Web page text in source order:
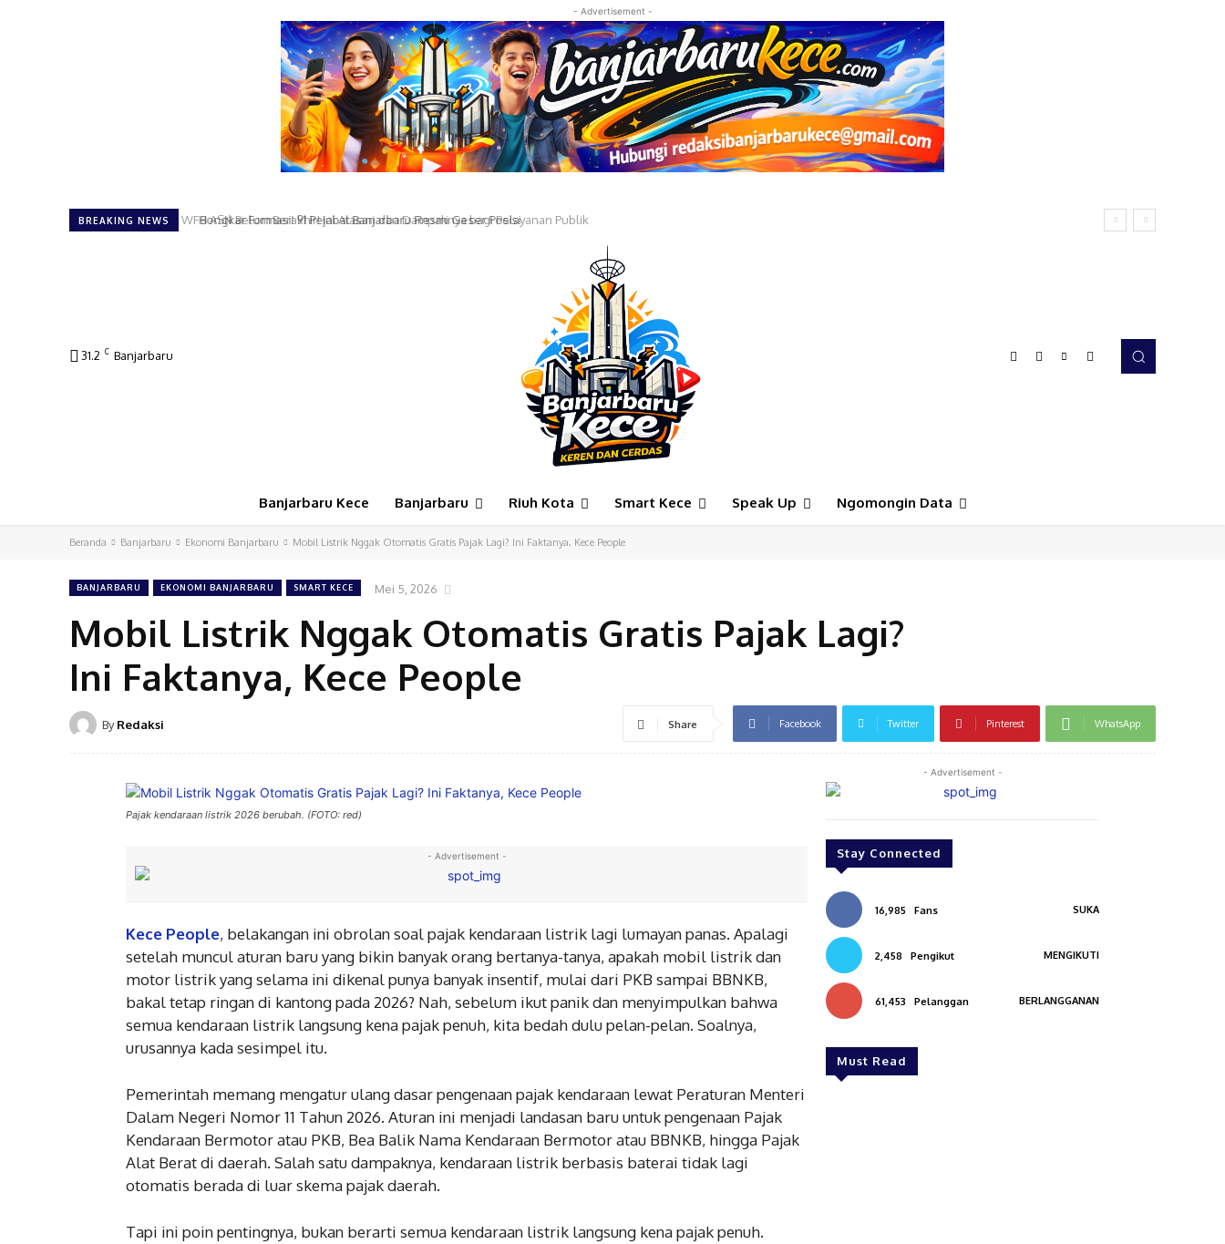
- Advertisement -
BREAKING NEWS Bongkar Formasi! 91 Pejabat Banjarbaru Resmi Geser Posisi
31.2 C Banjarbaru
Banjarbaru Kece Banjarbaru Riuh Kota Smart Kece Speak Up Ngomongin Data
Beranda Banjarbaru Ekonomi Banjarbaru Mobil Listrik Nggak Otomatis Gratis Pajak Lagi? Ini Faktanya, Kece People
BANJARBARU EKONOMI BANJARBARU SMART KECE Mei 5, 2026
Mobil Listrik Nggak Otomatis Gratis Pajak Lagi?
Ini Faktanya, Kece People
By Redaksi Share Facebook Twitter Pinterest WhatsApp
Pajak kendaraan listrik 2026 berubah. (FOTO: red)
- Advertisement -
Kece People, belakangan ini obrolan soal pajak kendaraan listrik lagi lumayan panas. Apalagi
setelah muncul aturan baru yang bikin banyak orang bertanya-tanya, apakah mobil listrik dan
motor listrik yang selama ini dikenal punya banyak insentif, mulai dari PKB sampai BBNKB,
bakal tetap ringan di kantong pada 2026? Nah, sebelum ikut panik dan menyimpulkan bahwa
semua kendaraan listrik langsung kena pajak penuh, kita bedah dulu pelan-pelan. Soalnya,
urusannya kada sesimpel itu.
Pemerintah memang mengatur ulang dasar pengenaan pajak kendaraan lewat Peraturan Menteri
Dalam Negeri Nomor 11 Tahun 2026. Aturan ini menjadi landasan baru untuk pengenaan Pajak
Kendaraan Bermotor atau PKB, Bea Balik Nama Kendaraan Bermotor atau BBNKB, hingga Pajak
Alat Berat di daerah. Salah satu dampaknya, kendaraan listrik berbasis baterai tidak lagi
otomatis berada di luar skema pajak daerah.
Tapi ini poin pentingnya, bukan berarti semua kendaraan listrik langsung kena pajak penuh.
- Advertisement -
Stay Connected
16,985 Fans SUKA
2,458 Pengikut MENGIKUTI
61,453 Pelanggan BERLANGGANAN
Must Read